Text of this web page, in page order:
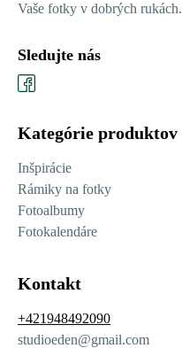
Vaše fotky v dobrých rukách.
Sledujte nás
Kategórie produktov
Inšpirácie
Rámiky na fotky
Fotoalbumy
Fotokalendáre
Kontakt
+421948492090
studioeden@gmail.com